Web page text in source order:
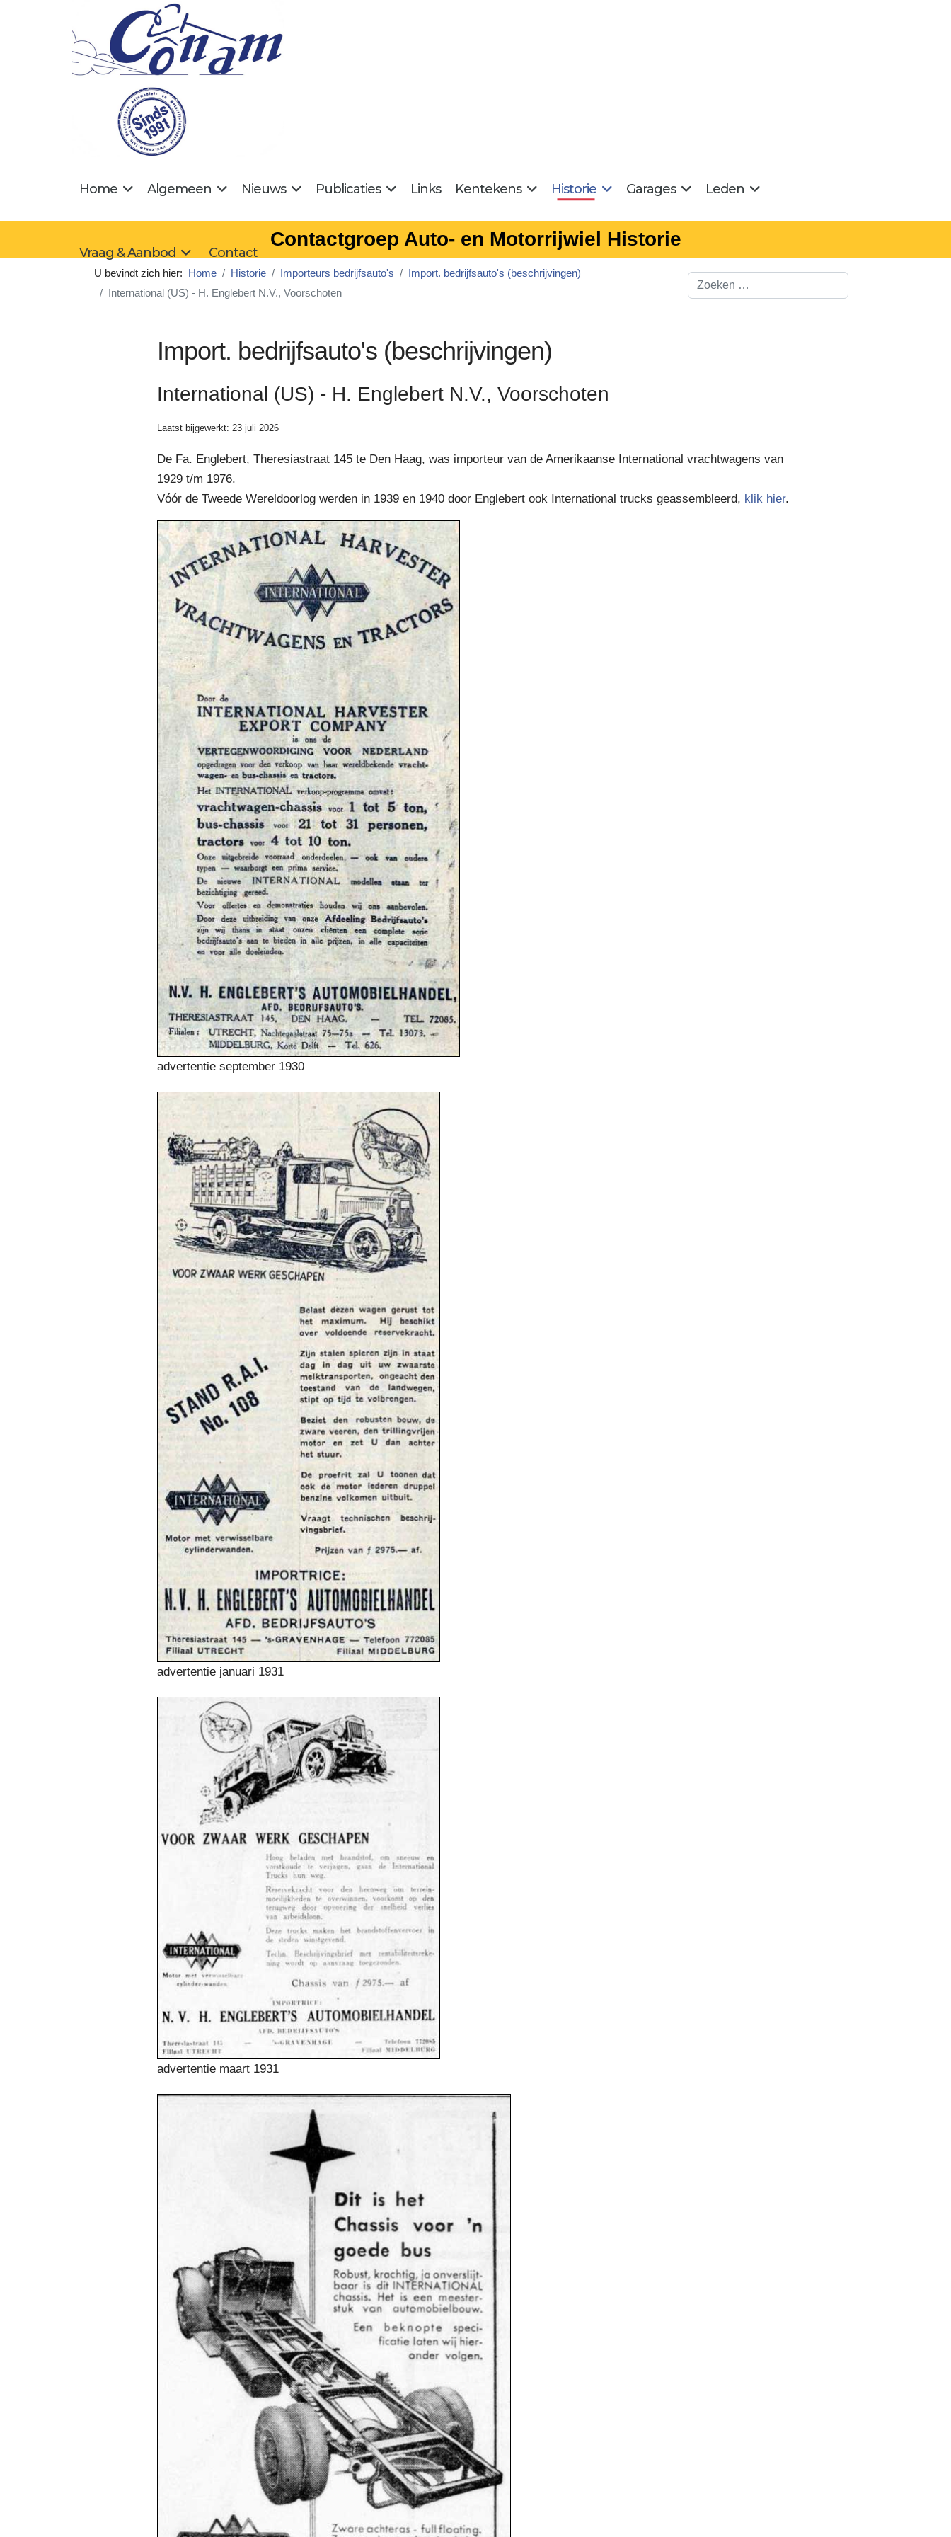
Home Algemeen Nieuws Publicaties Links Kentekens Historie Garages Leden
Vraag & Aanbod Contact
Contactgroep Auto- en Motorrijwiel Historie
U bevindt zich hier: Home Historie Importeurs bedrijfsauto's
Import. bedrijfsauto's (beschrijvingen)
International (US) - H. Englebert N.V., Voorschoten
Import. bedrijfsauto's (beschrijvingen)
International (US) - H. Englebert N.V., Voorschoten
Laatst bijgewerkt: 23 juli 2026
De Fa. Englebert, Theresiastraat 145 te Den Haag, was importeur van de Amerikaanse International vrachtwagens van
1929 t/m 1976.
Vóór de Tweede Wereldoorlog werden in 1939 en 1940 door Englebert ook International trucks geassembleerd, klik hier.
advertentie september 1930
advertentie januari 1931
advertentie maart 1931